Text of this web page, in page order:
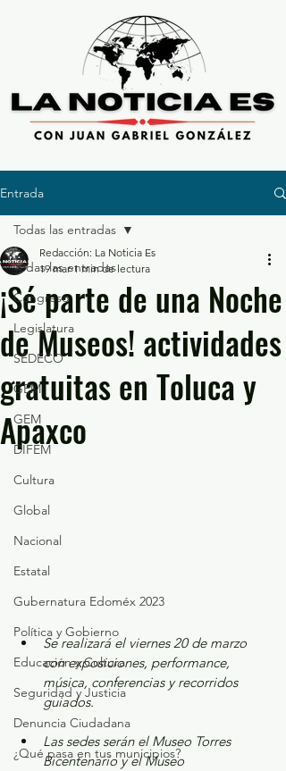
Entrada
Todas las entradas
Congreso
Legislatura
SEDECO
GEM
GEM
DIFEM
Cultura
Global
Nacional
Estatal
Gubernatura Edoméx 2023
Política y Gobierno
Educación y Cultura
Seguridad y Justicia
Denuncia Ciudadana
¿Qué pasa en tus municipios?
Todas las entradas
¡Sé parte de una Noche
de Museos! actividades
gratuitas en Toluca y
Apaxco
Redacción: La Noticia Es
19 mar 1 min de lectura
Se realizará el viernes 20 de marzo
con exposiciones, performance,
música, conferencias y recorridos
guiados.
Las sedes serán el Museo Torres
Bicentenario y el Museo